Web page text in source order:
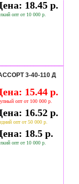
18.45 р.
опт от 10 000 р.
3-40-110 Д
15.44 р.
опт от 100 000 р.
16.52 р.
опт от 50 000 р.
18.5 р.
опт от 10 000 р.